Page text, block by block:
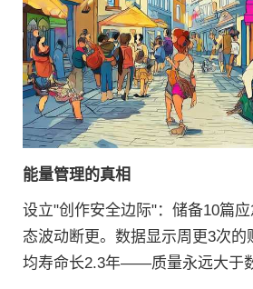
能量管理的真相
设立"创作安全边际"：储备10篇
态波动断更。数据显示周更3次的
均寿命长2.3年——质量永远大于